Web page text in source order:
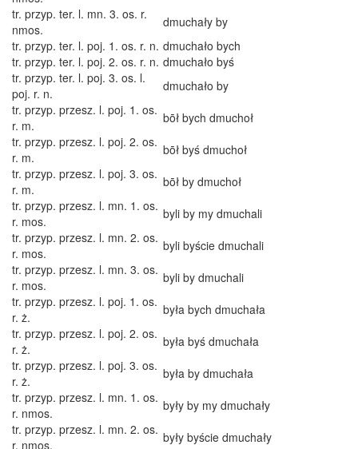
tr. przyp. ter. l. mn. 3. os. r.
nmos.
dmuchały by
tr. przyp. ter. l. poj. 1. os. r. n. dmuchało bych
tr. przyp. ter. l. poj. 2. os. r. n. dmuchało byś
tr. przyp. ter. l. poj. 3. os. l.
poj. r. n.
dmuchało by
tr. przyp. przesz. l. poj. 1. os.
r. m.
bōł bych dmuchoł
tr. przyp. przesz. l. poj. 2. os.
r. m.
bōł byś dmuchoł
tr. przyp. przesz. l. poj. 3. os.
r. m.
bōł by dmuchoł
tr. przyp. przesz. l. mn. 1. os.
r. mos.
byli by my dmuchali
tr. przyp. przesz. l. mn. 2. os.
r. mos.
byli byście dmuchali
tr. przyp. przesz. l. mn. 3. os.
r. mos.
byli by dmuchali
tr. przyp. przesz. l. poj. 1. os.
r. ż.
była bych dmuchała
tr. przyp. przesz. l. poj. 2. os.
r. ż.
była byś dmuchała
tr. przyp. przesz. l. poj. 3. os.
r. ż.
była by dmuchała
tr. przyp. przesz. l. mn. 1. os.
r. nmos.
były by my dmuchały
tr. przyp. przesz. l. mn. 2. os.
r. nmos.
były byście dmuchały